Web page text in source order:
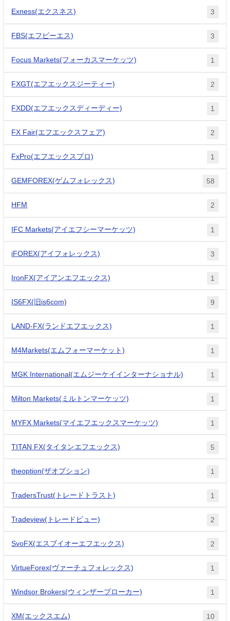
Exness(エクスネス) 3
FBS(エフビーエス) 3
Focus Markets(フォーカスマーケッツ) 1
FXGT(エフエックスジーティー) 2
FXDD(エフエックスディーディー) 1
FX Fair(エフエックスフェア) 2
FxPro(エフエックスプロ) 1
GEMFOREX(ゲムフォレックス) 58
HFM 2
IFC Markets(アイエフシーマーケッツ) 1
iFOREX(アイフォレックス) 3
IronFX(アイアンエフエックス) 1
IS6FX(旧is6com) 9
LAND-FX(ランドエフエックス) 1
M4Markets(エムフォーマーケット) 1
MGK International(エムジーケイインターナショナル) 1
Milton Markets(ミルトンマーケッツ) 1
MYFX Markets(マイエフエックスマーケッツ) 1
TITAN FX(タイタンエフエックス) 5
theoption(ザオプション) 1
TradersTrust(トレードトラスト) 1
Tradeview(トレードビュー) 2
SvoFX(エスブイオーエフエックス) 2
VirtueForex(ヴァーチュフォレックス) 1
Windsor Brokers(ウィンザーブローカー) 1
XM(エックスエム) 10